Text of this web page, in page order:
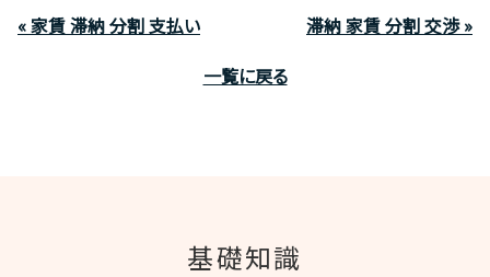
« 家賃 滞納 分割 支払い
滞納 家賃 分割 交渉 »
一覧に戻る
基礎知識